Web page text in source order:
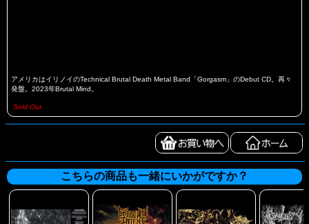
アメリカはイリノイのTechnical Brutal Death Metal Band「Gorgasm」のDebut CD。再々
発盤。2023年Brutal Mind。
Sold Out
こちらの商品も一緒にいかがですか？